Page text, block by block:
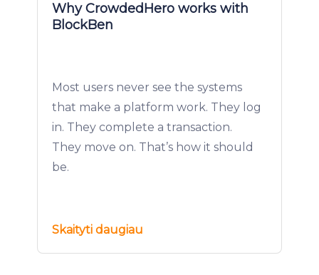
Why CrowdedHero works with
BlockBen
Most users never see the systems
that make a platform work. They log
in. They complete a transaction.
They move on. That’s how it should
be.
Skaityti daugiau